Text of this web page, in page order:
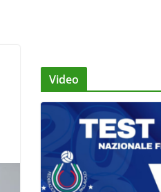
Video